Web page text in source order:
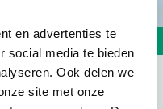
en advertenties te
social media te bieden
Ook delen we
site met onze
Vorige foto